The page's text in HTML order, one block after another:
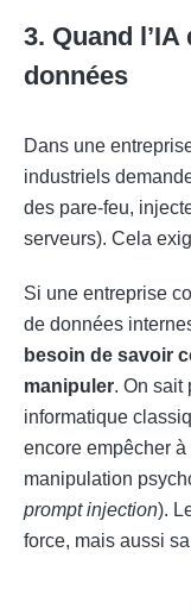
3. Quand
données
Dans une
industriels
des pare-feu,
serveurs). Cela
Si une entreprise
de données
besoin de savoir
manipuler. On sait
informatique
encore empêcher à
manipulation
prompt injection).
force, mais aussi